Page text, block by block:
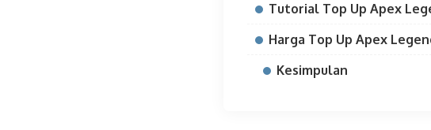
Tutorial Top Up Apex
Harga Top Up Apex
Kesimpulan